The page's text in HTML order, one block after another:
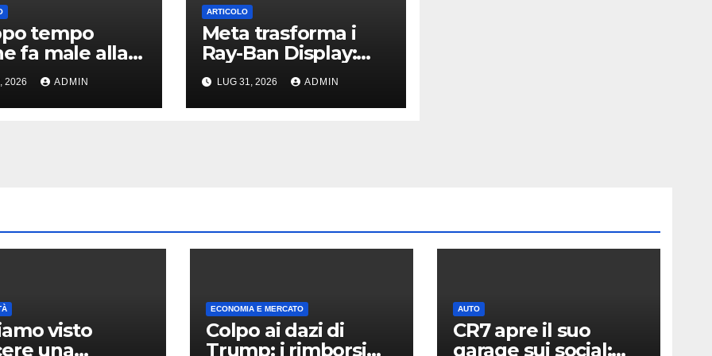
tempo
fa male alla
ne parla uno
tedesco
2026 ADMIN
ARTICOLO
Meta trasforma i
Ray-Ban Display:
ora basta un dito
per scrivere
ovunque
LUG 31, 2026 ADMIN
visto
una
ECONOMIA E MERCATO
Colpo ai dazi di
Trump: i rimborsi
AUTO
CR7 apre il suo
garage sui social: